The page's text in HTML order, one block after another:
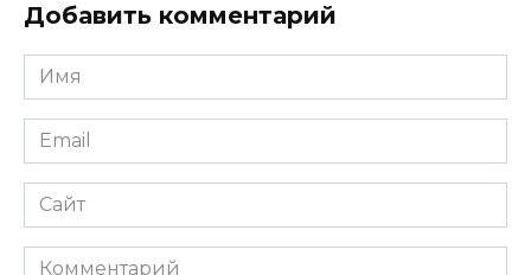
Добавить комментарий
Имя
*
Email
*
Сайт
Комментарий